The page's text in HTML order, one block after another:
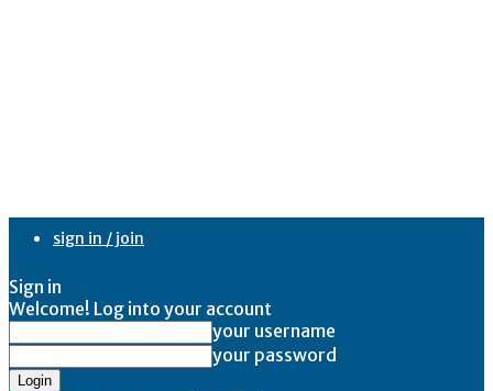
sign in / join
Sign in
Welcome! Log into your account
your username
your password